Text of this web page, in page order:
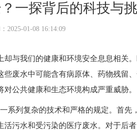
一探背后的科技与
2025-01-08 16:14:09
却与我们的健康和环境安全息息相关
废水中可能含有病原体、药物残留
公共健康和生态环境构成严重威胁。
列复杂的技术和严格的规定。首先
污水和受污染的医疗废水。对于后